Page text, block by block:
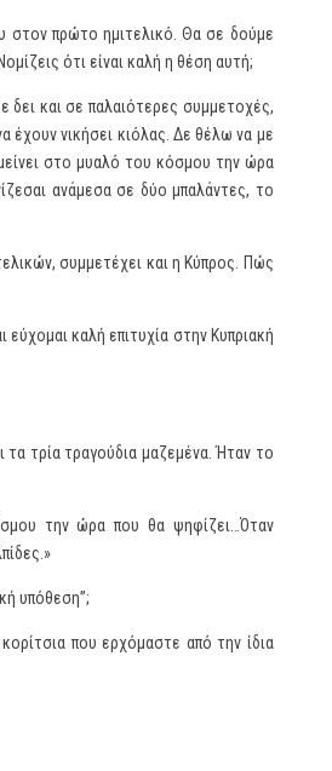
στον πρώτο ημιτελικό. Θα σε δούμε
ότι είναι καλή η θέση αυτή;
δει και σε παλαιότερες συμμετοχές,
έχουν νικήσει κιόλας. Δε θέλω να με
στο μυαλό του κόσμου την ώρα
ανάμεσα σε δύο μπαλάντες, το
συμμετέχει και η Κύπρος. Πώς
καλή επιτυχία στην Κυπριακή
τρία τραγούδια μαζεμένα. Ήταν το
την ώρα που θα ψηφίζει…Όταν
υπόθεση”;
που ερχόμαστε από την ίδια